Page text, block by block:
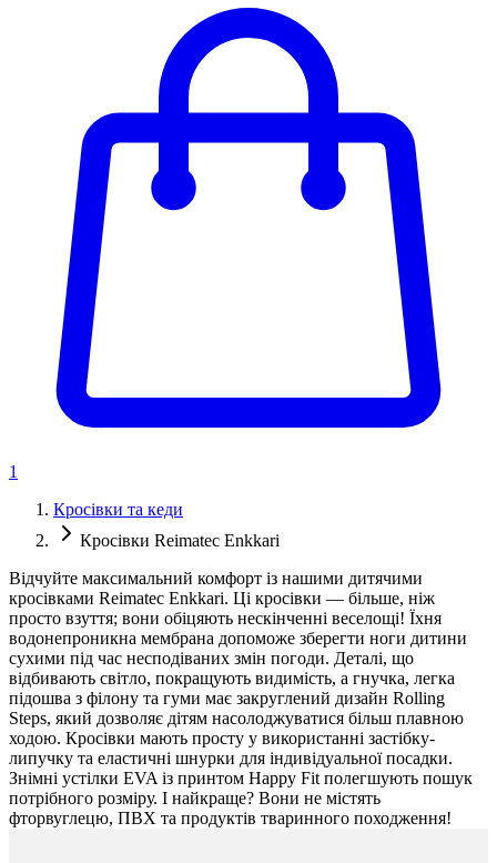
1
Кросівки та кеди
Кросівки Reimatec Enkkari
Відчуйте максимальний комфорт із нашими дитячими
кросівками Reimatec Enkkari. Ці кросівки — більше, ніж
просто взуття; вони обіцяють нескінченні веселощі! Їхня
водонепроникна мембрана допоможе зберегти ноги дитини
сухими під час несподіваних змін погоди. Деталі, що
відбивають світло, покращують видимість, а гнучка, легка
підошва з філону та гуми має закруглений дизайн Rolling
Steps, який дозволяє дітям насолоджуватися більш плавною
ходою. Кросівки мають просту у використанні застібку-
липучку та еластичні шнурки для індивідуальної посадки.
Знімні устілки EVA із принтом Happy Fit полегшують пошук
потрібного розміру. І найкраще? Вони не містять
фторвуглецю, ПВХ та продуктів тваринного походження!